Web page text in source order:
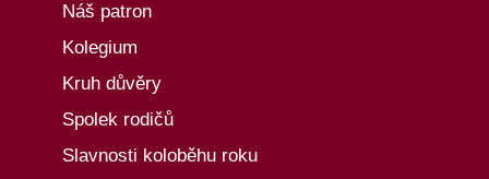
Náš patron
Kolegium
Kruh důvěry
Spolek rodičů
Slavnosti koloběhu roku